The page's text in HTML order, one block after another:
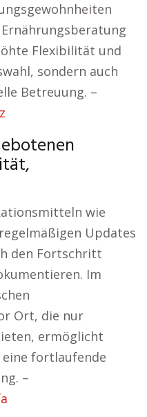
Flexibilität und
sondern auch
Betreuung. –
wie
Updates
den Fortschritt
Im
Ort, die nur
ermöglicht
fortlaufende
–